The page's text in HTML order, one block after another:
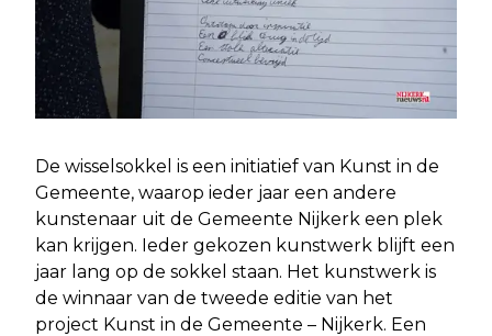
De wisselsokkel is een initiatief van Kunst in de
Gemeente, waarop ieder jaar een andere
kunstenaar uit de Gemeente Nijkerk een plek
kan krijgen. Ieder gekozen kunstwerk blijft een
jaar lang op de sokkel staan. Het kunstwerk is
de winnaar van de tweede editie van het
project Kunst in de Gemeente – Nijkerk. Een